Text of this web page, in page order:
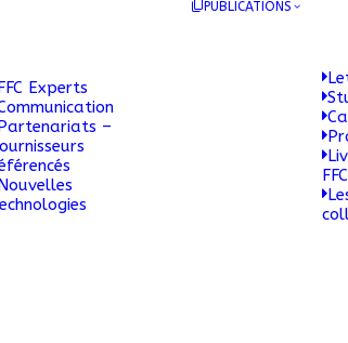
Experts
–
PUBLICATIONS
FFC